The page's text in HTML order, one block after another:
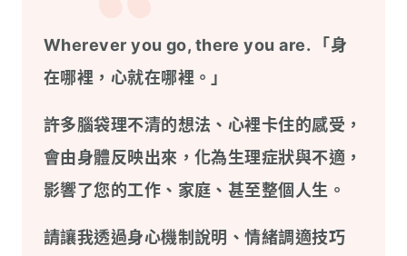
Wherever you go, there you are. 「身
在哪裡，心就在哪裡。」
許多腦袋理不清的想法、心裡卡住的感受，
會由身體反映出來，化為生理症狀與不適，
影響了您的工作、家庭、甚至整個人生。
請讓我透過身心機制說明、情緒調適技巧